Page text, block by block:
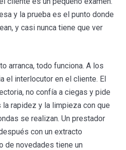
y la prueba es el punto donde
y casi nunca tiene que ver
arranca, todo funciona. A los
el interlocutor en el cliente. El
no confía a ciegas y pide
rapidez y la limpieza con que
se realizan. Un prestador
con un extracto
de novedades tiene un